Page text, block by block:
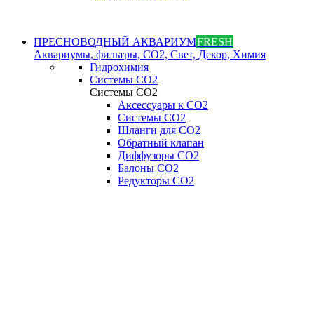
ПРЕСНОВОДНЫЙ АКВАРИУМFRESH
Аквариумы, фильтры, СО2, Свет, Декор, Химия
Гидрохимия
Системы СО2
Системы СО2
Аксессуары к СО2
Системы СО2
Шланги для CO2
Обратный клапан
Диффузоры СO2
Балоны CO2
Редукторы CO2